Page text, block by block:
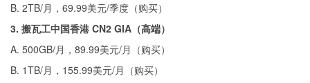
B. 2TB/月，69.99美元/季度（购买）
3. 搬瓦工中国香港 CN2 GIA（高端）
A. 500GB/月，89.99美元/月（购买）
B. 1TB/月，155.99美元/月（购买）